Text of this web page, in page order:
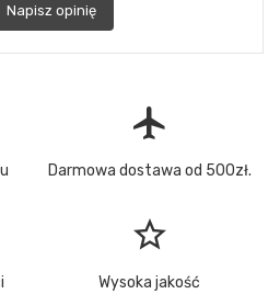
Napisz opinię
flight
Darmowa dostawa od 500zł.
star_border
Wysoka jakość